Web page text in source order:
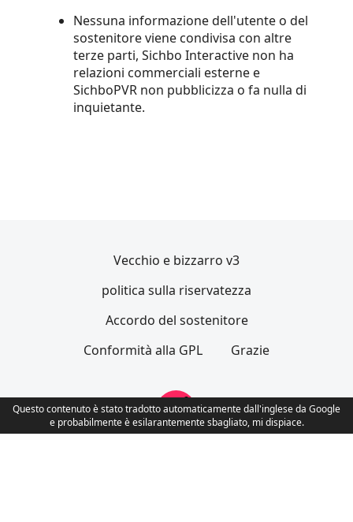
Nessuna informazione dell'utente o del
sostenitore viene condivisa con altre
terze parti, Sichbo Interactive non ha
relazioni commerciali esterne e
SichboPVR non pubblicizza o fa nulla di
inquietante.
Questo contenuto è stato tradotto automaticamente dall'inglese da Google
e probabilmente è esilarantemente sbagliato, mi dispiace.
Vecchio e bizzarro v3
politica sulla riservatezza
Accordo del sostenitore
Conformità alla GPL
Grazie